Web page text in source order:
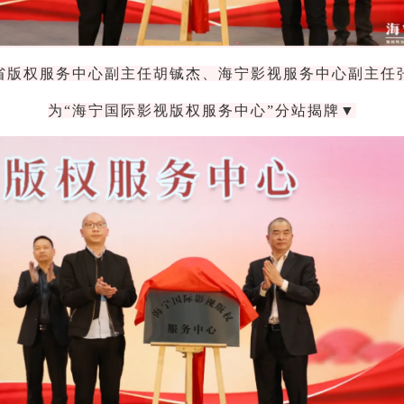
版权服务中心副主任胡铖杰、海宁影视服务中心副主任
为“海宁国际影视版权服务中心”分站揭牌▼